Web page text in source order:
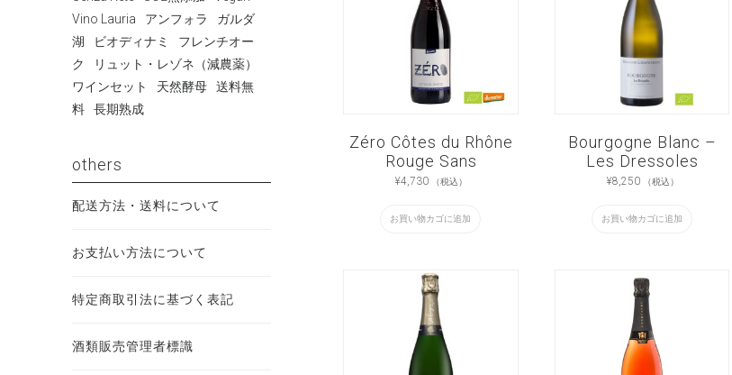
Zéro Côtes du Rhône
Rouge Sans
¥4,730 （税込）
お買い物カゴに追加
Bourgogne Blanc –
Les Dressoles
¥8,250 （税込）
お買い物カゴに追加
Vino Lauria
アンフォラ
ガルダ
湖
ビオディナミ
フレンチオー
ク
リュット・レゾネ（減農薬）
ワインセット
天然酵母
送料無
料
長期熟成
others
配送方法・送料について
お支払い方法について
特定商取引法に基づく表記
酒類販売管理者標識